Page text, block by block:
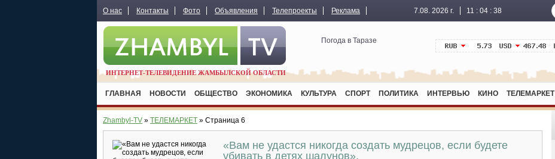
О нас Контакты Фото Объявления Телепроекты Реклама 7.08. 2026 г. 11 : 04 : 38
ИНТЕРНЕТ-ТЕЛЕВИДЕНИЕ ЖАМБЫЛСКОЙ ОБЛАСТИ
Погода в Таразе
ГЛАВНАЯ НОВОСТИ ОБЩЕСТВО ЭКОНОМИКА КУЛЬТУРА СПОРТ ПОЛИТИКА ИНТЕРВЬЮ КИНО ТЕЛЕМАРКЕТ
Zhambyl-TV » ТЕЛЕМАРКЕТ » Страница 6
«Вам не удастся никогда создать мудрецов, если будете
убивать в детях шалунов».